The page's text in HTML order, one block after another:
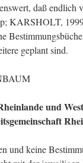
daß endlich
KARSHOLT,
geplant sind.
und
und keine